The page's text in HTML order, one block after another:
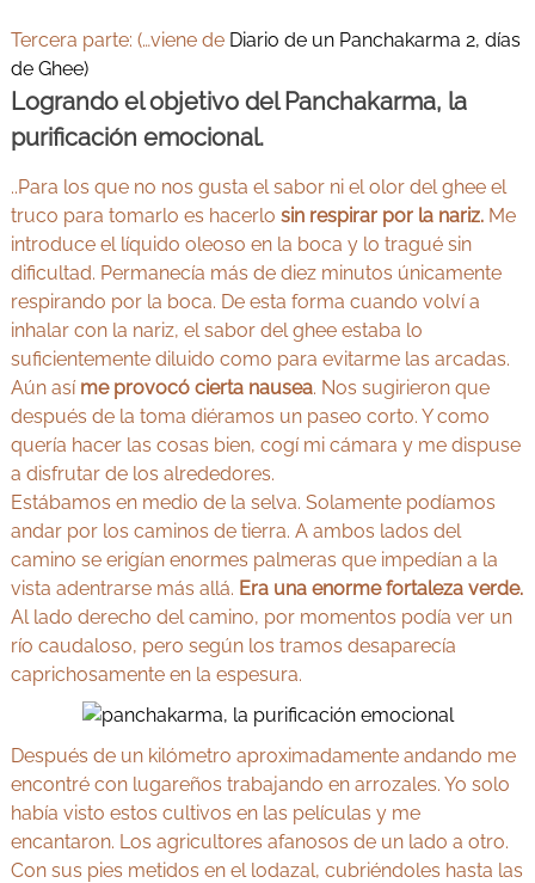
o
g
a
y
y
u
r
v
e
d
a
d
a
n
M
d
i
d
Tercera parte: (…viene de Diario de un Panchakarma 2, días
de Ghee)
Logrando el objetivo del Panchakarma, la
purificación emocional.
..Para los que no nos gusta el sabor ni el olor del ghee el
truco para tomarlo es hacerlo sin respirar por la nariz.Me
introduce el líquido oleoso en la boca y lo tragué sin
dificultad. Permanecía más de diez minutos únicamente
respirando por la boca. De esta forma cuando volví a
inhalar con la nariz, el sabor del ghee estaba lo
suficientemente diluido como para evitarme las arcadas.
Aún así me provocó cierta nausea. Nos sugirieron que
después de la toma diéramos un paseo corto. Y como
quería hacer las cosas bien, cogí mi cámara y me dispuse
a disfrutar de los alrededores.
Estábamos en medio de la selva. Solamente podíamos
andar por los caminos de tierra. A ambos lados del
camino se erigían enormes palmeras que impedían a la
vista adentrarse más allá. Era una enorme fortaleza verde.
Al lado derecho del camino, por momentos podía ver un
río caudaloso, pero según los tramos desaparecía
caprichosamente en la espesura.
Después de un kilómetro aproximadamente andando me
encontré con lugareños trabajando en arrozales. Yo solo
había visto estos cultivos en las películas y me
encantaron. Los agricultores afanosos de un lado a otro.
Con sus pies metidos en el lodazal, cubriéndoles hasta las